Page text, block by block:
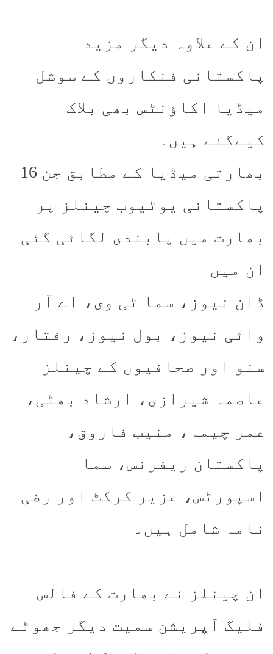
ان کے علاوہ دیگر مزید
پاکستانی فنکاروں کے سوشل
میڈیا اکاؤنٹس بھی بلاک
کیےگئے ہیں۔
بھارتی میڈیا کے مطابق جن 16
پاکستانی یوٹیوب چینلز پر
بھارت میں پابندی لگائی گئی
ان میں
ڈان نیوز، سما ٹی وی، اے آر
وائی نیوز، بول نیوز، رفتار،
سنو اور صحافیوں کے چینلز
عاصمہ شیرازی، ارشاد بھٹی،
عمر چیمہ، منیب فاروق،
پاکستان ریفرنس، سما
اسپورٹس، عزیر کرکٹ اور رضی
نامہ شامل ہیں۔
ان چینلز نے بھارت کے فالس
فلیگ آپریشن سمیت دیگر جھوٹے